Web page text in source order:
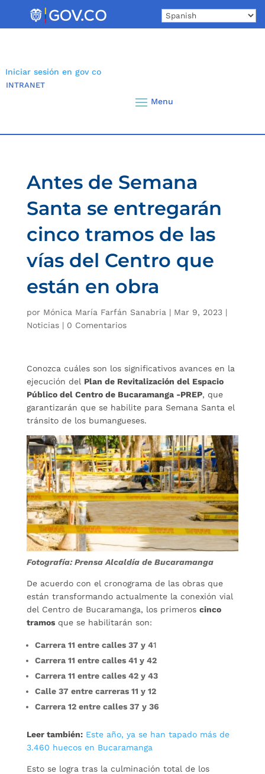
Iniciar sesión en gov co
INTRANET
Antes de Semana
Santa se entregarán
cinco tramos de las
vías del Centro que
están en obra
por Mónica María Farfán Sanabria | Mar 9, 2023|
Noticias| 0 Comentarios
Conozca cuáles son los significativos avances en la
ejecución del Plan de Revitalización del Espacio
Público del Centro de Bucaramanga -PREP, que
garantizarán que se habilite para Semana Santa el
tránsito de los bumangueses.
Fotografía: Prensa Alcaldía de Bucaramanga
De acuerdo con el cronograma de las obras que
están transformando actualmente la conexión vial
del Centro de Bucaramanga, los primeros cinco
tramosque se habilitarán son:
Carrera 11 entre calles 37 y 41
Carrera 11 entre calles 41 y 42
Carrera 11 entre calles 42 y 43
Calle 37 entre carreras 11 y 12
Carrera 12 entre calles 37 y 36
Leer también: Este año, ya se han tapado más de
3.460 huecos en Bucaramanga
Esto se logra tras la culminación total de los